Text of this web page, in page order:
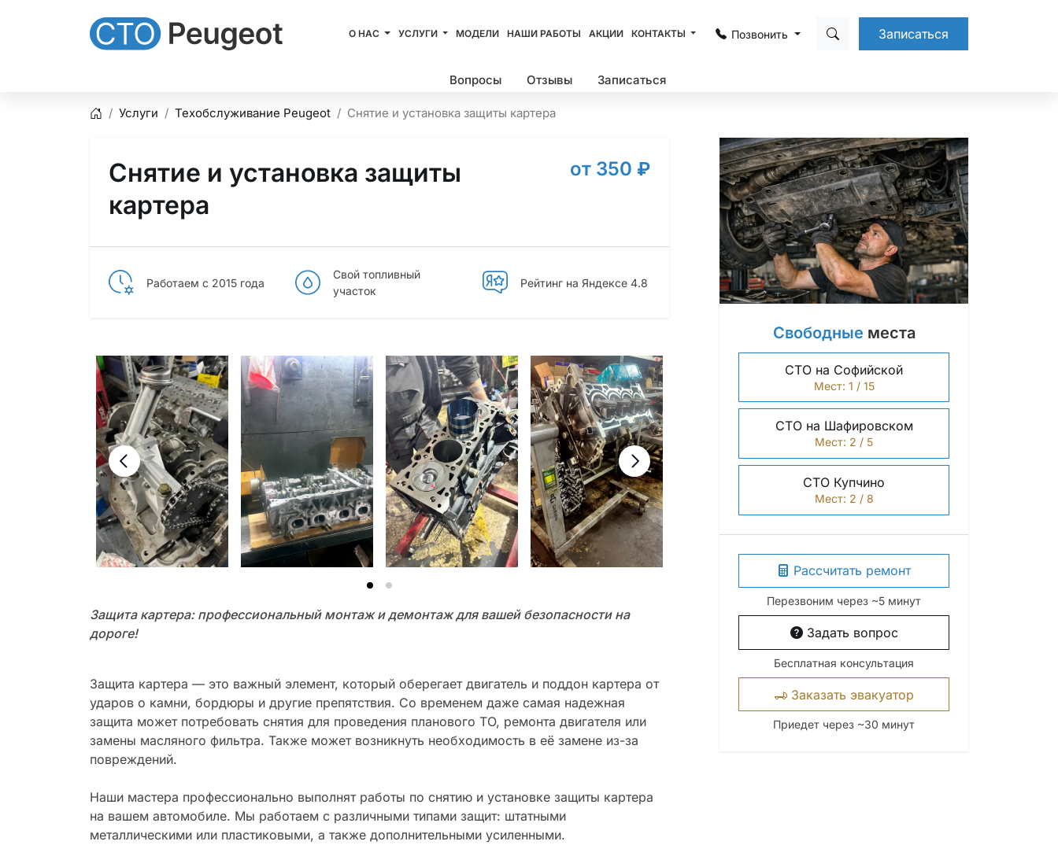
О НАС УСЛУГИ МОДЕЛИ НАШИ РАБОТЫ АКЦИИ КОНТАКТЫ Позвонить Записаться
Вопросы Отзывы Записаться
ГлавнаяУслуги Техобслуживание Peugeot Снятие и установка защиты картера
Снятие и установка защиты
картера
от 350 ₽
Работаем с 2015 года
Свой топливный
участок
Рейтинг на Яндексе 4.8
Защита картера: профессиональный монтаж и демонтаж для вашей безопасности на
дороге!
Защита картера — это важный элемент, который оберегает двигатель и поддон картера от
ударов о камни, бордюры и другие препятствия. Со временем даже самая надежная
защита может потребовать снятия для проведения планового ТО, ремонта двигателя или
замены масляного фильтра. Также может возникнуть необходимость в её замене из-за
повреждений.
Наши мастера профессионально выполнят работы по снятию и установке защиты картера
на вашем автомобиле. Мы работаем с различными типами защит: штатными
металлическими или пластиковыми, а также дополнительными усиленными.
Свободные места
СТО на Софийской
Мест: 1 / 15
СТО на Шафировском
Мест: 2 / 5
СТО Купчино
Мест: 2 / 8
Рассчитать ремонт
Перезвоним через ~5 минут
Задать вопрос
Бесплатная консультация
Заказать эвакуатор
Приедет через ~30 минут